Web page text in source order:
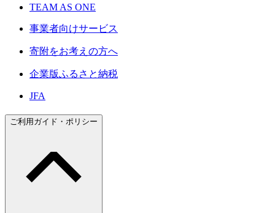
TEAM AS ONE
事業者向けサービス
寄附をお考えの方へ
企業版ふるさと納税
JFA
ご利用ガイド・ポリシー